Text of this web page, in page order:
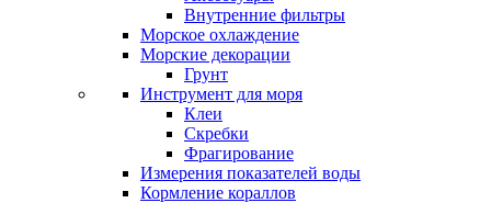
Внутренние фильтры
Морское охлаждение
Морские декорации
Грунт
Инструмент для моря
Клеи
Скребки
Фрагирование
Измерения показателей воды
Кормление кораллов